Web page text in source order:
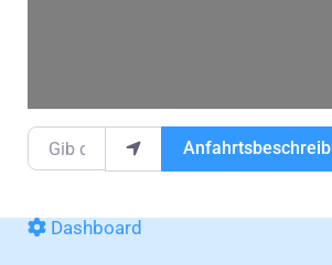
Gib deinen Standort ein.
Dashboard